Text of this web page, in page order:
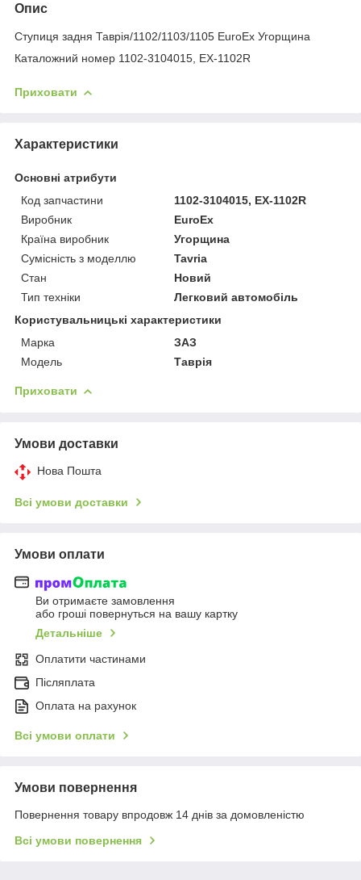
Опис
Ступиця задня Таврія/1102/1103/1105 EuroEx Угорщина
Каталожний номер 1102-3104015, EX-1102R
Приховати
Характеристики
Основні атрибути
Код запчастини
1102-3104015, EX-1102R
Виробник
EuroEx
Країна виробник
Угорщина
Сумісність з моделлю
Tavria
Стан
Новий
Тип техніки
Легковий автомобіль
Користувальницькі характеристики
Марка
ЗАЗ
Мoдель
Таврія
Приховати
Умови доставки
Нова Пошта
Всі умови доставки
Умови оплати
Ви отримаєте замовлення
або гроші повернуться на вашу картку
Детальніше
Оплатити частинами
Післяплата
Оплата на рахунок
Всі умови оплати
Умови повернення
Повернення товару впродовж 14 днів за домовленістю
Всі умови повернення